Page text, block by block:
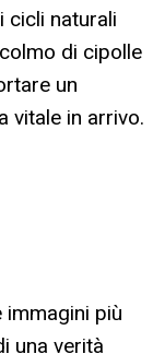
cicli naturali
di cipolle
un
vitale in arrivo.
immagini più
una verità